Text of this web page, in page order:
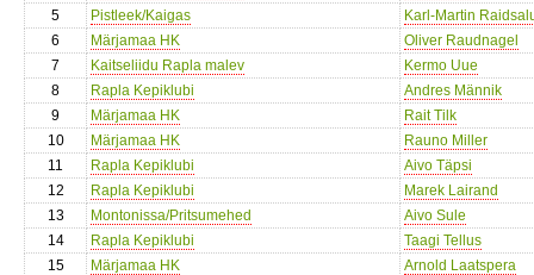
5
Pistleek/Kaigas
Karl-Martin
6
Märjamaa HK
Oliver Raudnagel
7
Kaitseliidu Rapla malev
Kermo Uue
8
Rapla Kepiklubi
Andres Männik
9
Märjamaa HK
Rait Tilk
10
Märjamaa HK
Rauno Miller
11
Rapla Kepiklubi
Aivo Täpsi
12
Rapla Kepiklubi
Marek Lairand
13
Montonissa/Pritsumehed
Aivo Sule
14
Rapla Kepiklubi
Taagi Tellus
15
Märjamaa HK
Arnold Laatspera